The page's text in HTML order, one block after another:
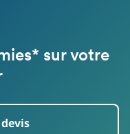
sur votre